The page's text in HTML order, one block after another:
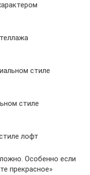
стиле
стиле
лофт
Особенно если
прекрасное»